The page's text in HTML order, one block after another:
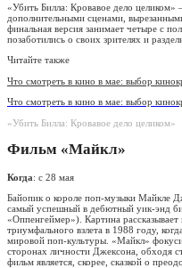
«Убить Билла: Кровавое дело
дополнительными сценами,
финальная версия занимает четыре с
позаботились о своих зрителях и
Читайте также
Что смотреть в кино в мае: выбор
Что смотреть в кино в мае: выбор
«Убить Билла: Кровавое дело целиком»
Фильм «Майкл»
Когда: с 28 мая
Байопик о короле поп-музыки Майкле
самый успешный в дебютный уик-энд
«Оппенгеймер»). Картина
триумфального взлета в 1988 году,
мировой поп-культуры. «Майкл»
сторонах личности Джексона, обходя
фильм является, скорее, сказкой о